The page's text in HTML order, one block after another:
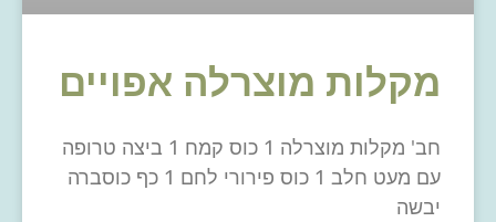
מקלות מוצרלה אפויים
חב' מקלות מוצרלה 1 כוס קמח 1 ביצה טרופה
עם מעט חלב 1 כוס פירורי לחם 1 כף כוסברה
יבשה